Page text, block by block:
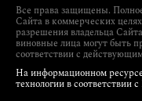
Все права защищены.
Сайта в коммерческих
разрешения владельца
виновные лица могут быть
соответствии с
На информационном
технологии в соответствии